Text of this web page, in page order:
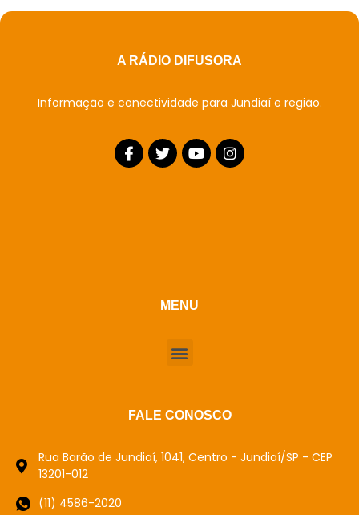
A RÁDIO DIFUSORA
Informação e conectividade para Jundiaí e região.
MENU
FALE CONOSCO
Rua Barão de Jundiaí, 1041, Centro - Jundiaí/SP - CEP
13201-012
(11) 4586-2020